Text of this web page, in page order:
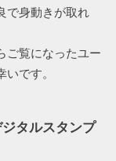
で身動きが取れ
ご覧になったユー
です。
タルスタンプ